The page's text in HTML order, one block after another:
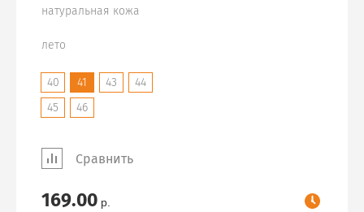
натуральная кожа
лето
40 41 43
44
45
46
Сравнить
169.00 р.